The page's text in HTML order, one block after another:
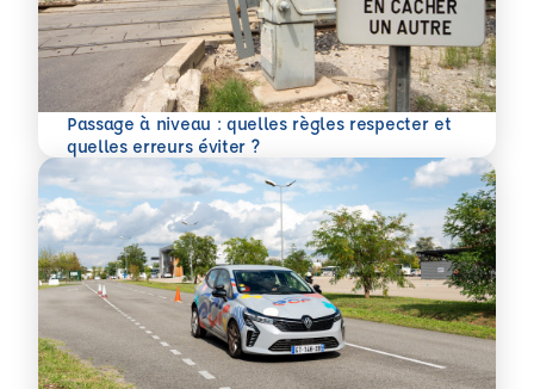
Passage à niveau : quelles règles respecter et
quelles erreurs éviter ?
En savoir plus